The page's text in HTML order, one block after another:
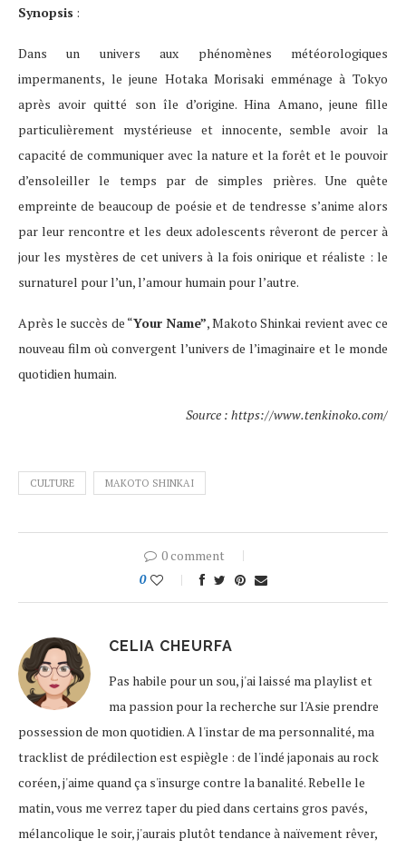
Synopsis :
Dans un univers aux phénomènes météorologiques
impermanents, le jeune Hotaka Morisaki emménage à Tokyo
après avoir quitté son île d’origine. Hina Amano, jeune fille
particulièrement mystérieuse et innocente, semble avoir la
capacité de communiquer avec la nature et la forêt et le pouvoir
d’ensoleiller le temps par de simples prières. Une quête
empreinte de beaucoup de poésie et de tendresse s’anime alors
par leur rencontre et les deux adolescents rêveront de percer à
jour les mystères de cet univers à la fois onirique et réaliste : le
surnaturel pour l’un, l’amour humain pour l’autre.
Après le succès de “Your Name”, Makoto Shinkai revient avec ce
nouveau film où convergent l’univers de l’imaginaire et le monde
quotidien humain.
Source : https://www.tenkinoko.com/
CULTURE MAKOTO SHINKAI
0 comment
0
CELIA CHEURFA
Pas habile pour un sou, j'ai laissé ma playlist et
ma passion pour la recherche sur l'Asie prendre
possession de mon quotidien. A l'instar de ma personnalité, ma
tracklist de prédilection est espiègle : de l'indé japonais au rock
coréen, j'aime quand ça s'insurge contre la banalité. Rebelle le
matin, vous me verrez taper du pied dans certains gros pavés,
mélancolique le soir, j'aurais plutôt tendance à naïvement rêver,